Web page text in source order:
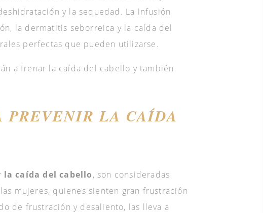
y la sequedad. La infusión
la dermatitis seborreica y la caída del
perfectas que pueden utilizarse.
a frenar la caída del cabello y también
PREVENIR LA CAÍDA
caída del cabello, son consideradas
mujeres, quienes sienten gran frustración
de frustración y desaliento, las lleva a